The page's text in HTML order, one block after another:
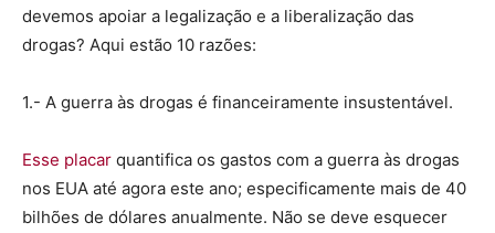
devemos apoiar a legalização e a liberalização das
drogas? Aqui estão 10 razões:
1.- A guerra às drogas é financeiramente insustentável.
Esse placar quantifica os gastos com a guerra às drogas
nos EUA até agora este ano; especificamente mais de 40
bilhões de dólares anualmente. Não se deve esquecer